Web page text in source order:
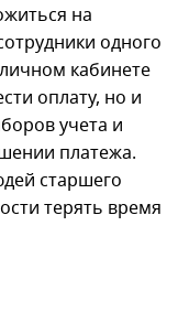
на
одного
кабинете
оплату, но и
учета и
платежа.
старшего
терять время